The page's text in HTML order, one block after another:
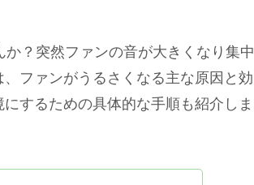
？突然ファンの音が大きくなり集中
ファンがうるさくなる主な原因と効
するための具体的な手順も紹介しま